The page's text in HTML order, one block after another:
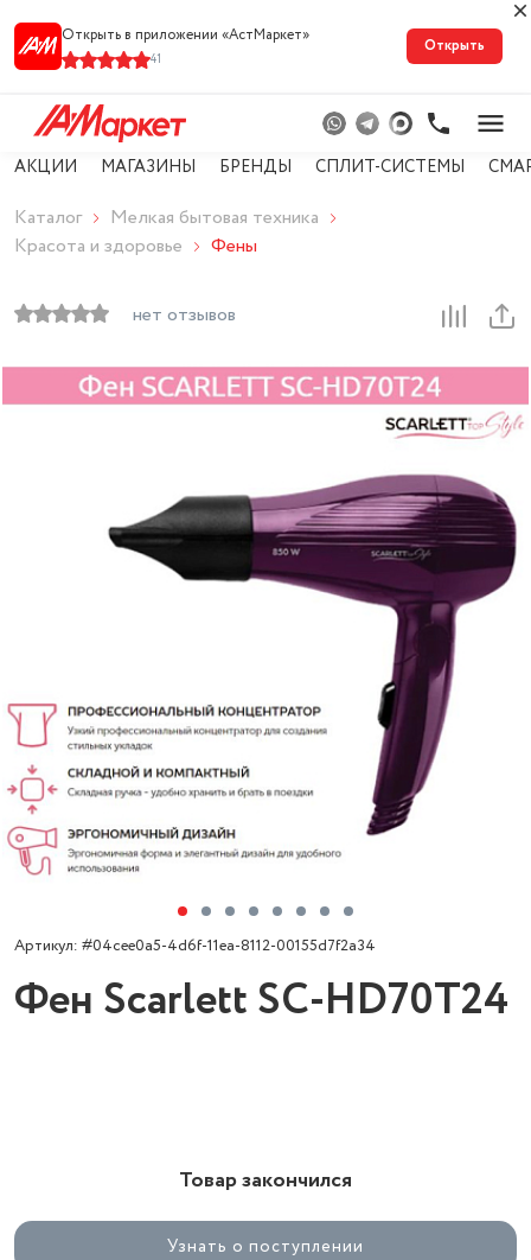
Открыть в приложении «АстМарке‪т‬»
41
Открыть
АКЦИИ МАГАЗИНЫ БРЕНДЫ СПЛИТ-СИСТЕМЫ
Каталог
Мелкая бытовая техника
Красота и здоровье
Фены
нет отзывов
Артикул: #04cee0a5-4d6f-11ea-8112-00155d7f2a34
Фен Scarlett SC-HD70T24
Товар закончился
Узнать о поступлении